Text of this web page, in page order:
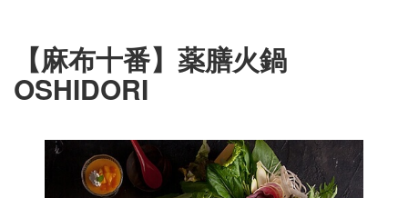
【麻布十番】薬膳火鍋
OSHIDORI